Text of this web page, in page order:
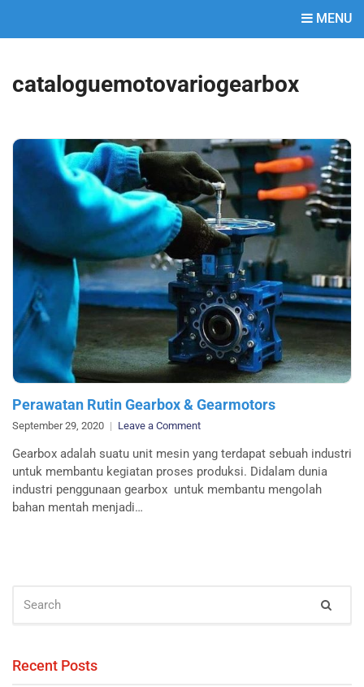
MENU
cataloguemotovariogearbox
Perawatan Rutin Gearbox & Gearmotors
September 29, 2020 Leave a Commenton
Rutin
Gearbox
&
Gearbox adalah suatu unit mesin yang terdapat sebuah industri
untuk membantu kegiatan proses produksi. Didalam dunia
industri penggunaan gearbox untuk membantu mengolah
bahan mentah menjadi…
FOR:
Recent Posts